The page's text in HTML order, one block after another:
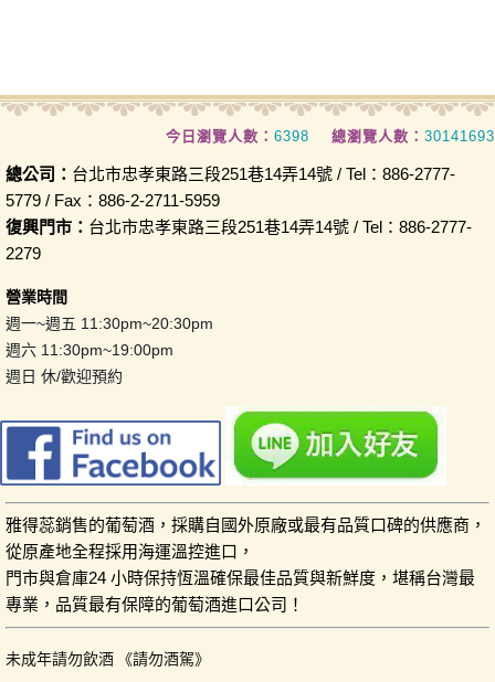
今日瀏覽人數： 6398 總瀏覽人數： 30141693
總公司： 台北市忠孝東路三段251巷14弄14號 / Tel：886-2777-
5779 / Fax：886-2-2711-5959
復興門市： 台北市忠孝東路三段251巷14弄14號 / Tel：886-2777-
2279
營業時間
週一~週五 11:30pm~20:30pm
週六 11:30pm~19:00pm
週日 休/歡迎預約
雅得蕊銷售的葡萄酒，採購自國外原廠或最有品質口碑的供應商，
從原產地全程採用海運溫控進口，
門市與倉庫24 小時保持恆溫確保最佳品質與新鮮度，堪稱台灣最
專業，品質最有保障的葡萄酒進口公司！
未成年請勿飲酒 《請勿酒駕》